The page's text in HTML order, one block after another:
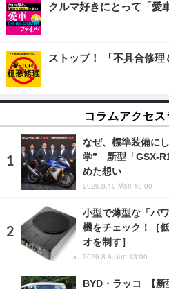
クルマ好きにとって「愛
ストップ！ 「不具合修理
コラムアクセ
なぜ、標準装備に
学” 新型「GSX-
めた想い
2026.8.10 Mon 10:00
小型で薄型な「パ
機をチェック！［
オを制す］
2026.8.9 Sun 13:00
BYD・ラッコ 【新